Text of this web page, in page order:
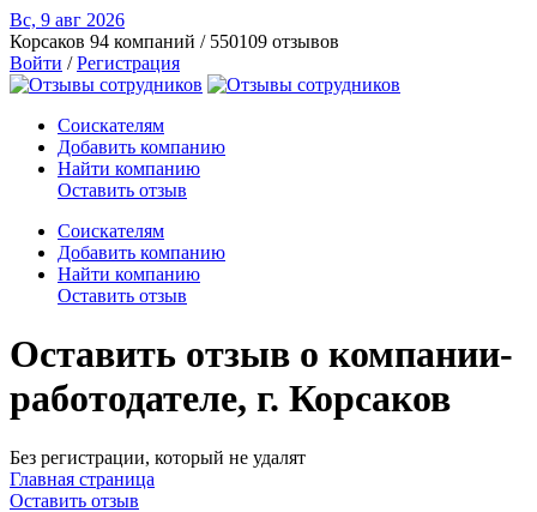
Вс, 9 авг 2026
Корсаков 94 компаний / 550109 отзывов
Войти /Регистрация
Соискателям
Добавить компанию
Найти компанию
Оставить отзыв
Соискателям
Добавить компанию
Найти компанию
Оставить отзыв
Оставить отзыв о компании-
работодателе, г. Корсаков
Без регистрации, который не удалят
Главная страница
Оставить отзыв